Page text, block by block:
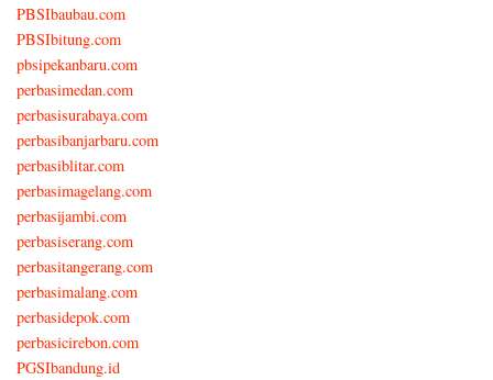
PBSIbaubau.com
PBSIbitung.com
pbsipekanbaru.com
perbasimedan.com
perbasisurabaya.com
perbasibanjarbaru.com
perbasiblitar.com
perbasimagelang.com
perbasijambi.com
perbasiserang.com
perbasitangerang.com
perbasimalang.com
perbasidepok.com
perbasicirebon.com
PGSIbandung.id